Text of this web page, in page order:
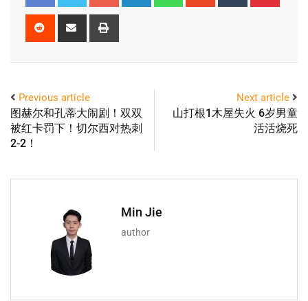
Previous article
图赫尔和孔蒂大闹剧！双双
被红卡罚下！切尔西对热刺
2-2！
Next article
山打根1木屋失火 6岁男童
活活烧死
Min Jie
author